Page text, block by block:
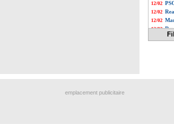
12/02
12/02
12/02
12/02
emplacement publicitaire